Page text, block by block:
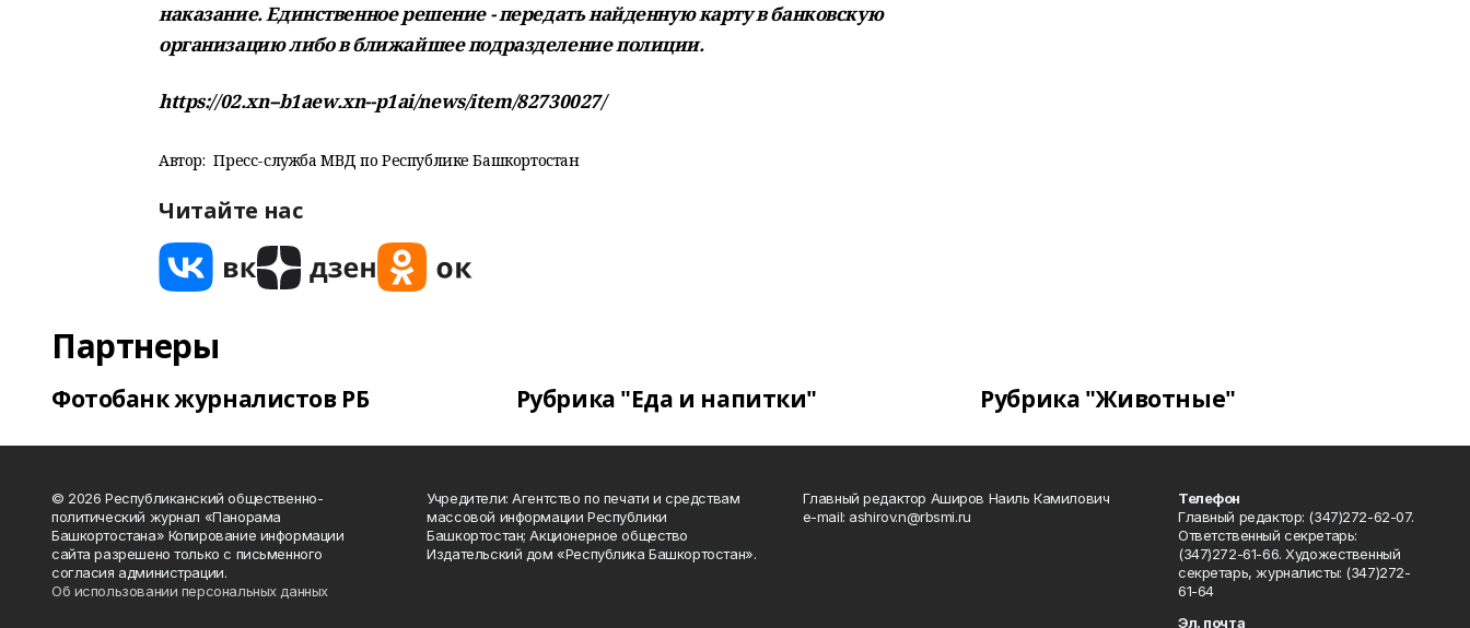
наказание. Единственное решение - передать найденную карту в банковскую
организацию либо в ближайшее подразделение полиции.
https://02.xn--b1aew.xn--p1ai/news/item/82730027/
Автор: Пресс-служба МВД по Республике Башкортостан
Читайте нас
Партнеры
Фотобанк журналистов РБ Рубрика "Еда и напитки" Рубрика "Животные"
© 2026 Республиканский общественно-
политический журнал «Панорама
Башкортостана» Копирование информации
сайта разрешено только с письменного
согласия администрации.
Об использовании персональных данных
Учредители: Агентство по печати и средствам
массовой информации Республики
Башкортостан; Акционерное общество
Издательский дом «Республика Башкортостан».
Главный редактор Аширов Наиль Камилович
e-mail: ashirov.n@rbsmi.ru
Телефон
Главный редактор: (347)272-62-07.
Ответственный секретарь:
(347)272-61-66. Художественный
секретарь, журналисты: (347)272-
61-64
Эл. почта